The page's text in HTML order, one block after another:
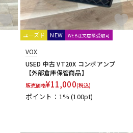
ユーズド NEW WEB注文店頭受取可
VOX
USED 中古 VT20X コンボアンプ
【外部倉庫保管商品】
販売価格¥11,000(税込)
ポイント：1%(100pt)